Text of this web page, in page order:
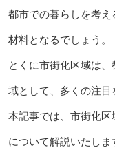
都市での暮らしを考
材料となるでしょう。
とくに市街化区域は
域として、多くの注目
本記事では、市街化
について解説いたしま